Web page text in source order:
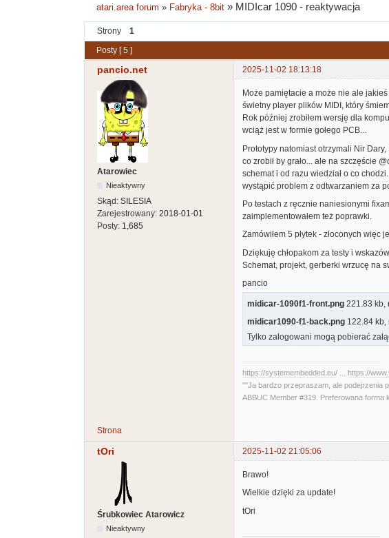
atari.area forum » Fabryka - 8bit » MIDIcar 1090 - reaktywacja
Strony 1
Posty [ 5 ]
pancio.net 2025-11-02 18:13:18
Atarowiec
Nieaktywny
Skąd: SILESIA
Zarejestrowany: 2018-01-01
Posty: 1,685
Może pamiętacie a może nie ale
świetny player plików MIDI, który
Rok później zrobiłem wersję dla
wciąż jest w formie gołego PCB...
Prototypy natomiast otrzymali Nir
co zrobił by grało... ale na szczęście
schemat i od razu wiedział o co
wystąpić problem z odtwarzaniem za
Po testach z ręcznie naniesionymi
zaimplementowałem też poprawki.
Zamówiłem 5 płytek - złoconych
Dziękuję chłopakom za testy i
Schemat, projekt, gerberki wrzucę na
pancio
midicar-1090f1-front.png 221.83 kb,
midicar1090-f1-back.png 122.84 kb,
Tylko zalogowani mogą pobierać
https://systemembedded.eu/ ... https://
""Ja bardzo przepraszam, ale podejrzenia
ABBUC Member #319. Preferowana forma
Strona
tOri 2025-11-02 21:05:06
Śrubkowiec Atarowicz
Nieaktywny
Brawo!
Wielkie dzięki za update!
tOri